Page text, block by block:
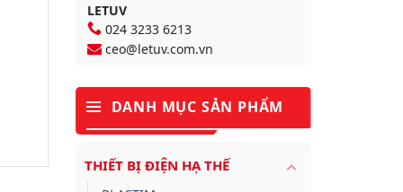
LETUV
024 3233 6213
ceo@letuv.com.vn
DANH MỤC SẢN PHẨM
THIẾT BỊ ĐIỆN HẠ THẾ